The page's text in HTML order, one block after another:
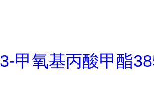
3-甲氧基丙酸甲酯